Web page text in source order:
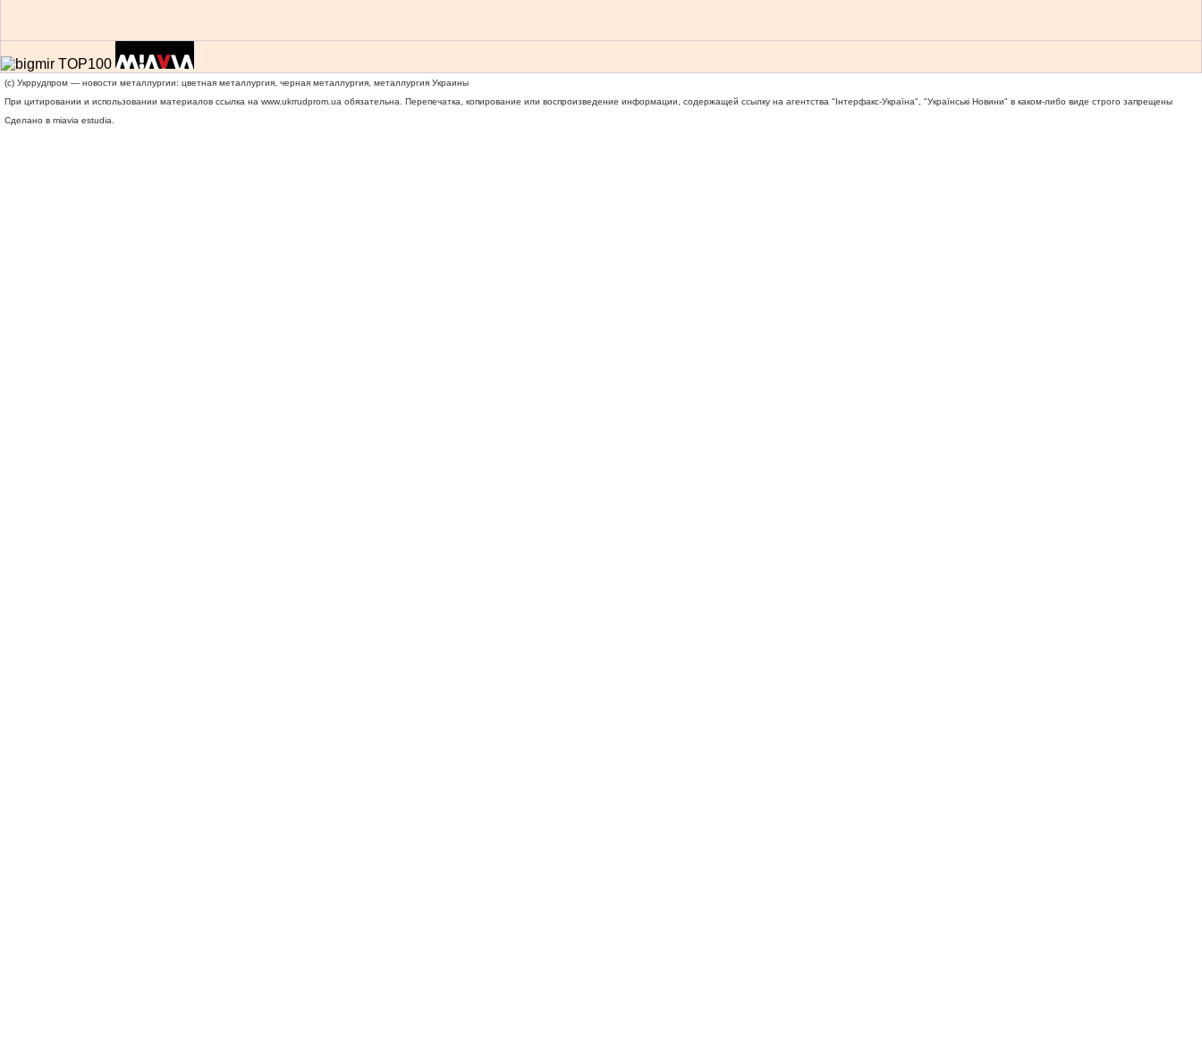
(c) Укррудпром — новости металлургии: цветная металлургия, черная металлургия, металлургия Украины
При цитировании и использовании материалов ссылка на www.ukrrudprom.ua обязательна. Перепечатка, копирование или воспроизведение информации, содержащей ссылку на агентства "Iнтерфакс-Україна", "Українськi Новини" в каком-либо виде строго запрещены
Сделано в miavia estudia.